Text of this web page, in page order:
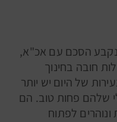
הסכם עם אכ"א,
חובה בחינוך
של היום יש יותר
שלהם פחות טוב. הם
לפתוח